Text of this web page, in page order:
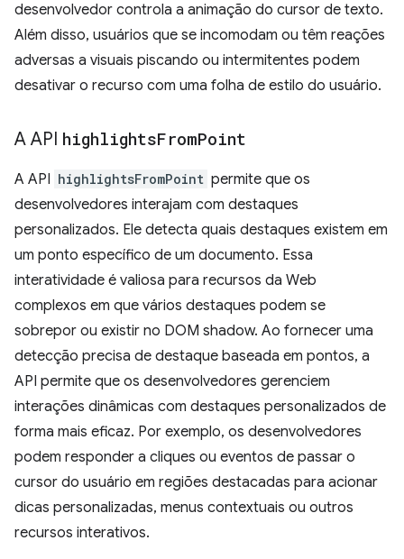
desenvolvedor controla a animação do cursor de texto.
Além disso, usuários que se incomodam ou têm reações
adversas a visuais piscando ou intermitentes podem
desativar o recurso com uma folha de estilo do usuário.
A API highlightsFromPoint
A API highlightsFromPoint permite que os
desenvolvedores interajam com destaques
personalizados. Ele detecta quais destaques existem em
um ponto específico de um documento. Essa
interatividade é valiosa para recursos da Web
complexos em que vários destaques podem se
sobrepor ou existir no DOM shadow. Ao fornecer uma
detecção precisa de destaque baseada em pontos, a
API permite que os desenvolvedores gerenciem
interações dinâmicas com destaques personalizados de
forma mais eficaz. Por exemplo, os desenvolvedores
podem responder a cliques ou eventos de passar o
cursor do usuário em regiões destacadas para acionar
dicas personalizadas, menus contextuais ou outros
recursos interativos.